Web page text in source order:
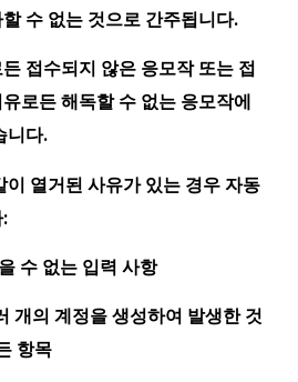
수 없는 것으로 간주됩니다.
접수되지 않은 응모작 또는 접
로든 해독할 수 없는 응모작에
니다.
열거된 사유가 있는 경우 자동
수 없는 입력 사항
개의 계정을 생성하여 발생한 것
항목